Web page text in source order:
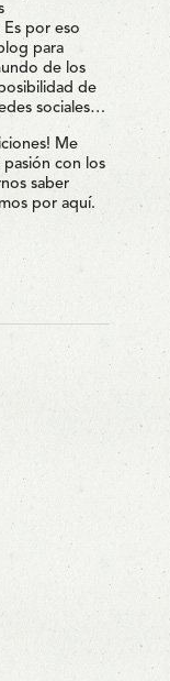
por eso
para
de los
de
sociales…
Me
con los
saber
por aquí.